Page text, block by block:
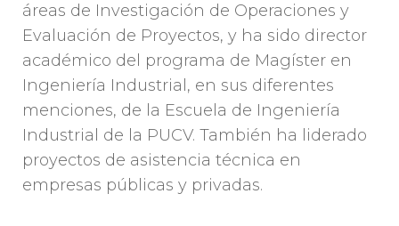
áreas de Investigación de Operaciones y
Evaluación de Proyectos, y ha sido director
académico del programa de Magíster en
Ingeniería Industrial, en sus diferentes
menciones, de la Escuela de Ingeniería
Industrial de la PUCV. También ha liderado
proyectos de asistencia técnica en
empresas públicas y privadas.